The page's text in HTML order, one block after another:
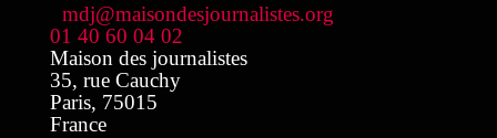
mdj@maisondesjournalistes.org
01 40 60 04 02
Maison des journalistes
35, rue Cauchy
Paris, 75015
France